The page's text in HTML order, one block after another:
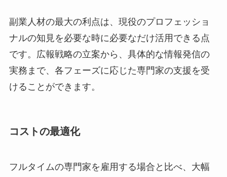
副業人材の最大の利点は、現役のプロフェッショ
ナルの知見を必要な時に必要なだけ活用できる点
です。広報戦略の立案から、具体的な情報発信の
実務まで、各フェーズに応じた専門家の支援を受
けることができます。
コストの最適化
フルタイムの専門家を雇用する場合と比べ、大幅